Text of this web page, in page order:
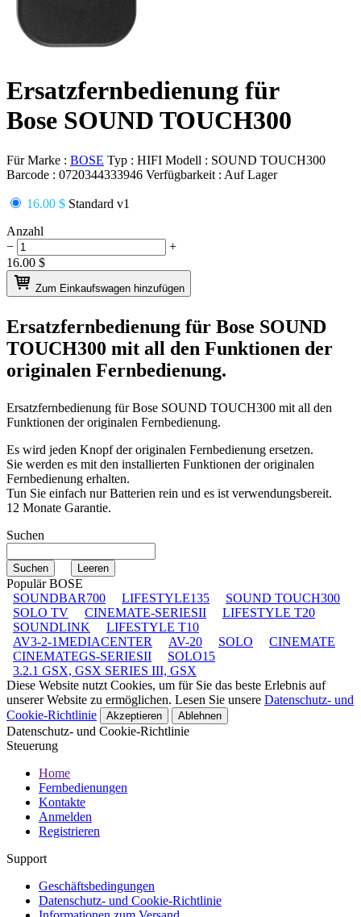
Ersatzfernbedienung für
Bose SOUND TOUCH300
Für Marke : BOSE Typ : HIFI Modell : SOUND TOUCH300
Barcode : 0720344333946 Verfügbarkeit : Auf Lager
16.00 $ Standard v1
Anzahl
−
+
16.00 $
Zum Einkaufswagen hinzufügen
Ersatzfernbedienung für Bose SOUND
TOUCH300 mit all den Funktionen der
originalen Fernbedienung.
Ersatzfernbedienung fürBose SOUND TOUCH300 mit all den
Funktionen der originalen Fernbedienung.
Es wird jeden Knopf der originalen Fernbedienung ersetzen.
Sie werden es mit den installierten Funktionen der originalen
Fernbedienung erhalten.
Tun Sie einfach nur Batterien rein und es ist verwendungsbereit.
12 Monate Garantie.
Suchen
Populär BOSE
SOUNDBAR700
LIFESTYLE135
SOUND TOUCH300
SOLO TV
CINEMATE-SERIESII
LIFESTYLE T20
SOUNDLINK
LIFESTYLE T10
AV3-2-1MEDIACENTER
AV-20 SOLO
CINEMATE
CINEMATEGS-SERIESII
SOLO15
3.2.1 GSX, GSX SERIES III, GSX
Diese Website nutzt Cookies, um für Sie das beste Erlebnis auf
unserer Website zu ermöglichen. Lesen Sie unsere Datenschutz- und
Cookie-Richtlinie
Akzeptieren Ablehnen
Datenschutz- und Cookie-Richtlinie
Steuerung
Home
Fernbedienungen
Kontakte
Anmelden
Registrieren
Support
Geschäftsbedingungen
Datenschutz- und Cookie-Richtlinie